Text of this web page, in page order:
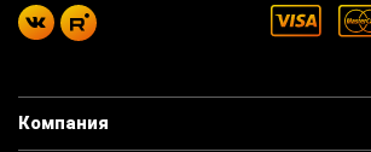
Компания